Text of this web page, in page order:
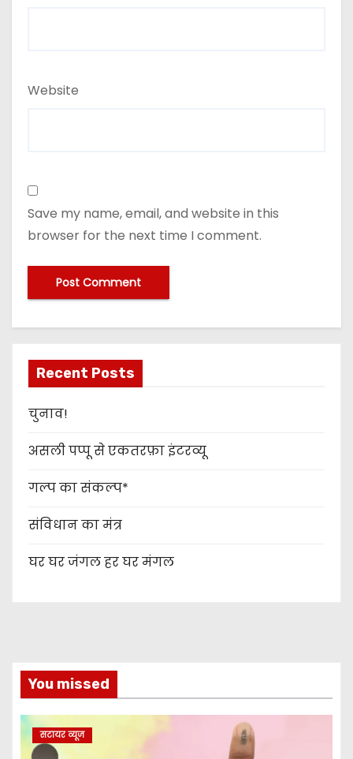
Website
Save my name, email, and website in this
browser for the next time I comment.
Recent Posts
चुनाव!
असली पप्पू से एकतरफ़ा इंटरव्यू
गल्प का संकल्प*
संविधान का मंत्र
घर घर जंगल हर घर मंगल
You missed
सटायर व्यूज